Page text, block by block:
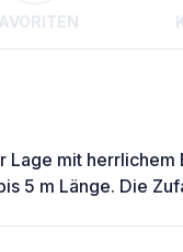
Lage mit herrlichem
5 m Länge. Die